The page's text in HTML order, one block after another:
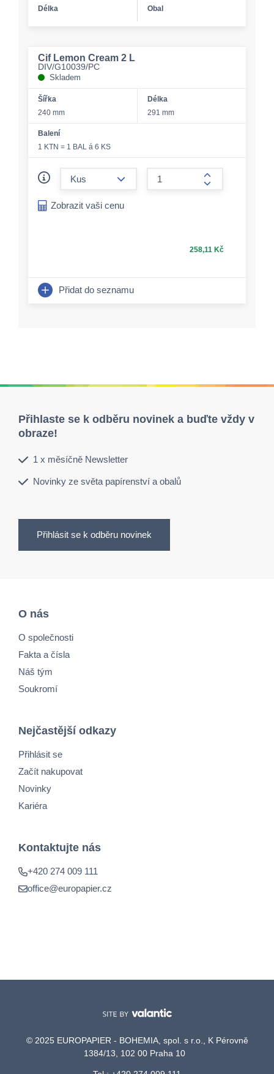
Délka Obal
Cif Lemon Cream 2 L
DIV/G10039/PC
Skladem
Šířka
240 mm
Délka
291 mm
Balení
1 KTN = 1 BAL á 6 KS
form.increase-
Zobrazit vaši cenu
258,11 Kč
Přidat do seznamu
Přihlaste se k odběru novinek a buďte vždy v
obraze!
1 x měsíčně Newsletter
Novinky ze světa papírenství a obalů
Přihlásit se k odběru novinek
O nás
O společnosti
Fakta a čísla
Náš tým
Soukromí
Nejčastější odkazy
Přihlásit se
Začít nakupovat
Novinky
Kariéra
Kontaktujte nás
+420 274 009 111
office@europapier.cz
© 2025 EUROPAPIER - BOHEMIA, spol. s r.o., K Pérovně
1384/13, 102 00 Praha 10